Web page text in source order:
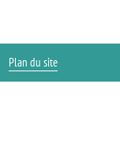
Plan du site